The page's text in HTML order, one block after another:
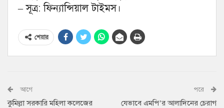
– সূত্র: ফিন্যান্সিয়াল টাইমস।
শেয়ার
আগে
কুমিল্লা সরকারি মহিলা কলেজের
পরে
যেভাবে এমপি’র আলাদিনের চেরাগ